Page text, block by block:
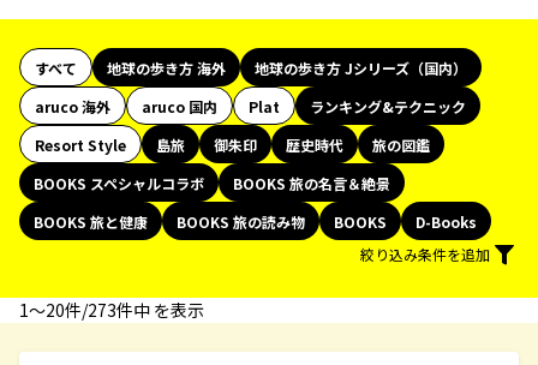
すべて 地球の歩き方 海外
地球の歩き方 Jシリーズ（国内）
aruco 海外
aruco 国内 Plat
ランキング&テクニック
Resort Style
島旅 御朱印 歴史時代
旅の図鑑
BOOKS スペシャルコラボ
BOOKS 旅の名言＆絶景
BOOKS 旅と健康
BOOKS 旅の読み物 BOOKS
D-Books
絞り込み条件を追加
1〜20件/273件中 を表示